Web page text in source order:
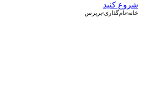
شروع کنید
خانه›نام‌گذاری›برپرس